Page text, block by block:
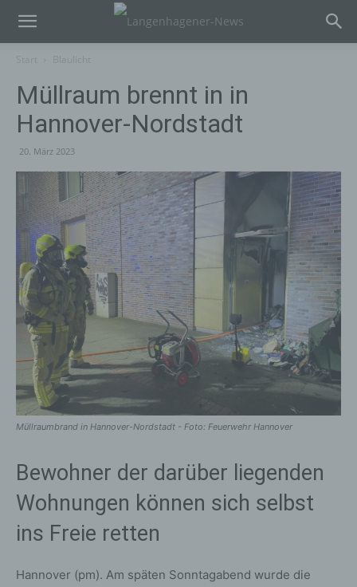
Müllraum brennt in in
Hannover-Nordstadt
20. März 2023
Müllraumbrand in Hannover-Nordstadt - Foto: Feuerwehr Hannover
Bewohner der darüber liegenden
Wohnungen können sich selbst
ins Freie retten
Hannover (pm). Am späten Sonntagabend wurde die